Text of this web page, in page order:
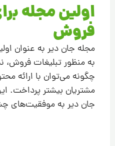
اولین مجله
فروش
مجله جان دیر به عنوان
به منظور تبلیغات فروش،
چگونه می‌توان با ارائه
مشتریان بیشتر پرداخت.
جان دیر به موفقیت‌های